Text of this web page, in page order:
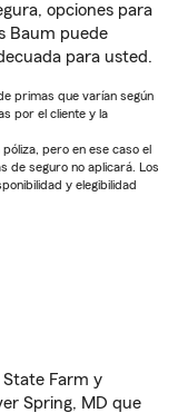
opciones para
Baum puede
para usted.
primas que varían según
por el cliente y la
pero en ese caso el
de seguro no aplicará. Los
y elegibilidad
Farm y
Spring, MD que